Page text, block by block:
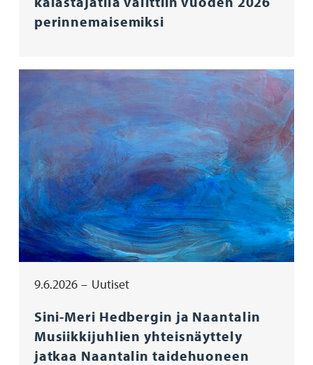
perinnemaisemiksi
Sini-Meri Hedbergin ja Naantalin
Musiikkijuhlien yhteisnäyttely
jatkaa Naantalin taidehuoneen
9.6.2026 Uutiset